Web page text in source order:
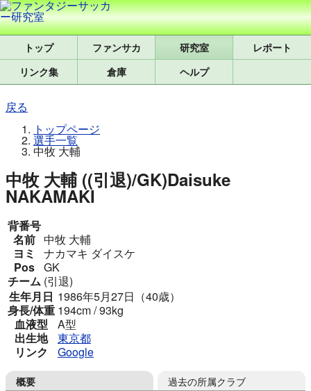
トップ 研究室
レポート
リンク集
倉庫 ヘルプ
戻る
トップページ
選手一覧
中牧 大輔
中牧 大輔 ((引退)/GK)Daisuke
NAKAMAKI
背番号
名前 中牧 大輔
ヨミ
ナカマキ ダイスケ
Pos GK
チーム (引退)
生年月日 1986年5月27日（40歳）
身長/体重 194cm / 93kg
血液型
A型
出生地
東京都
リンク
Google
概要 過去の所属クラブ